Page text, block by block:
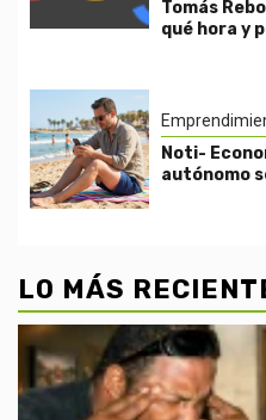
Tomás
qué hora y
Noti-
autónomo
LO MÁS